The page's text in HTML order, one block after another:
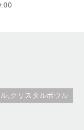
,クリスタルボウル